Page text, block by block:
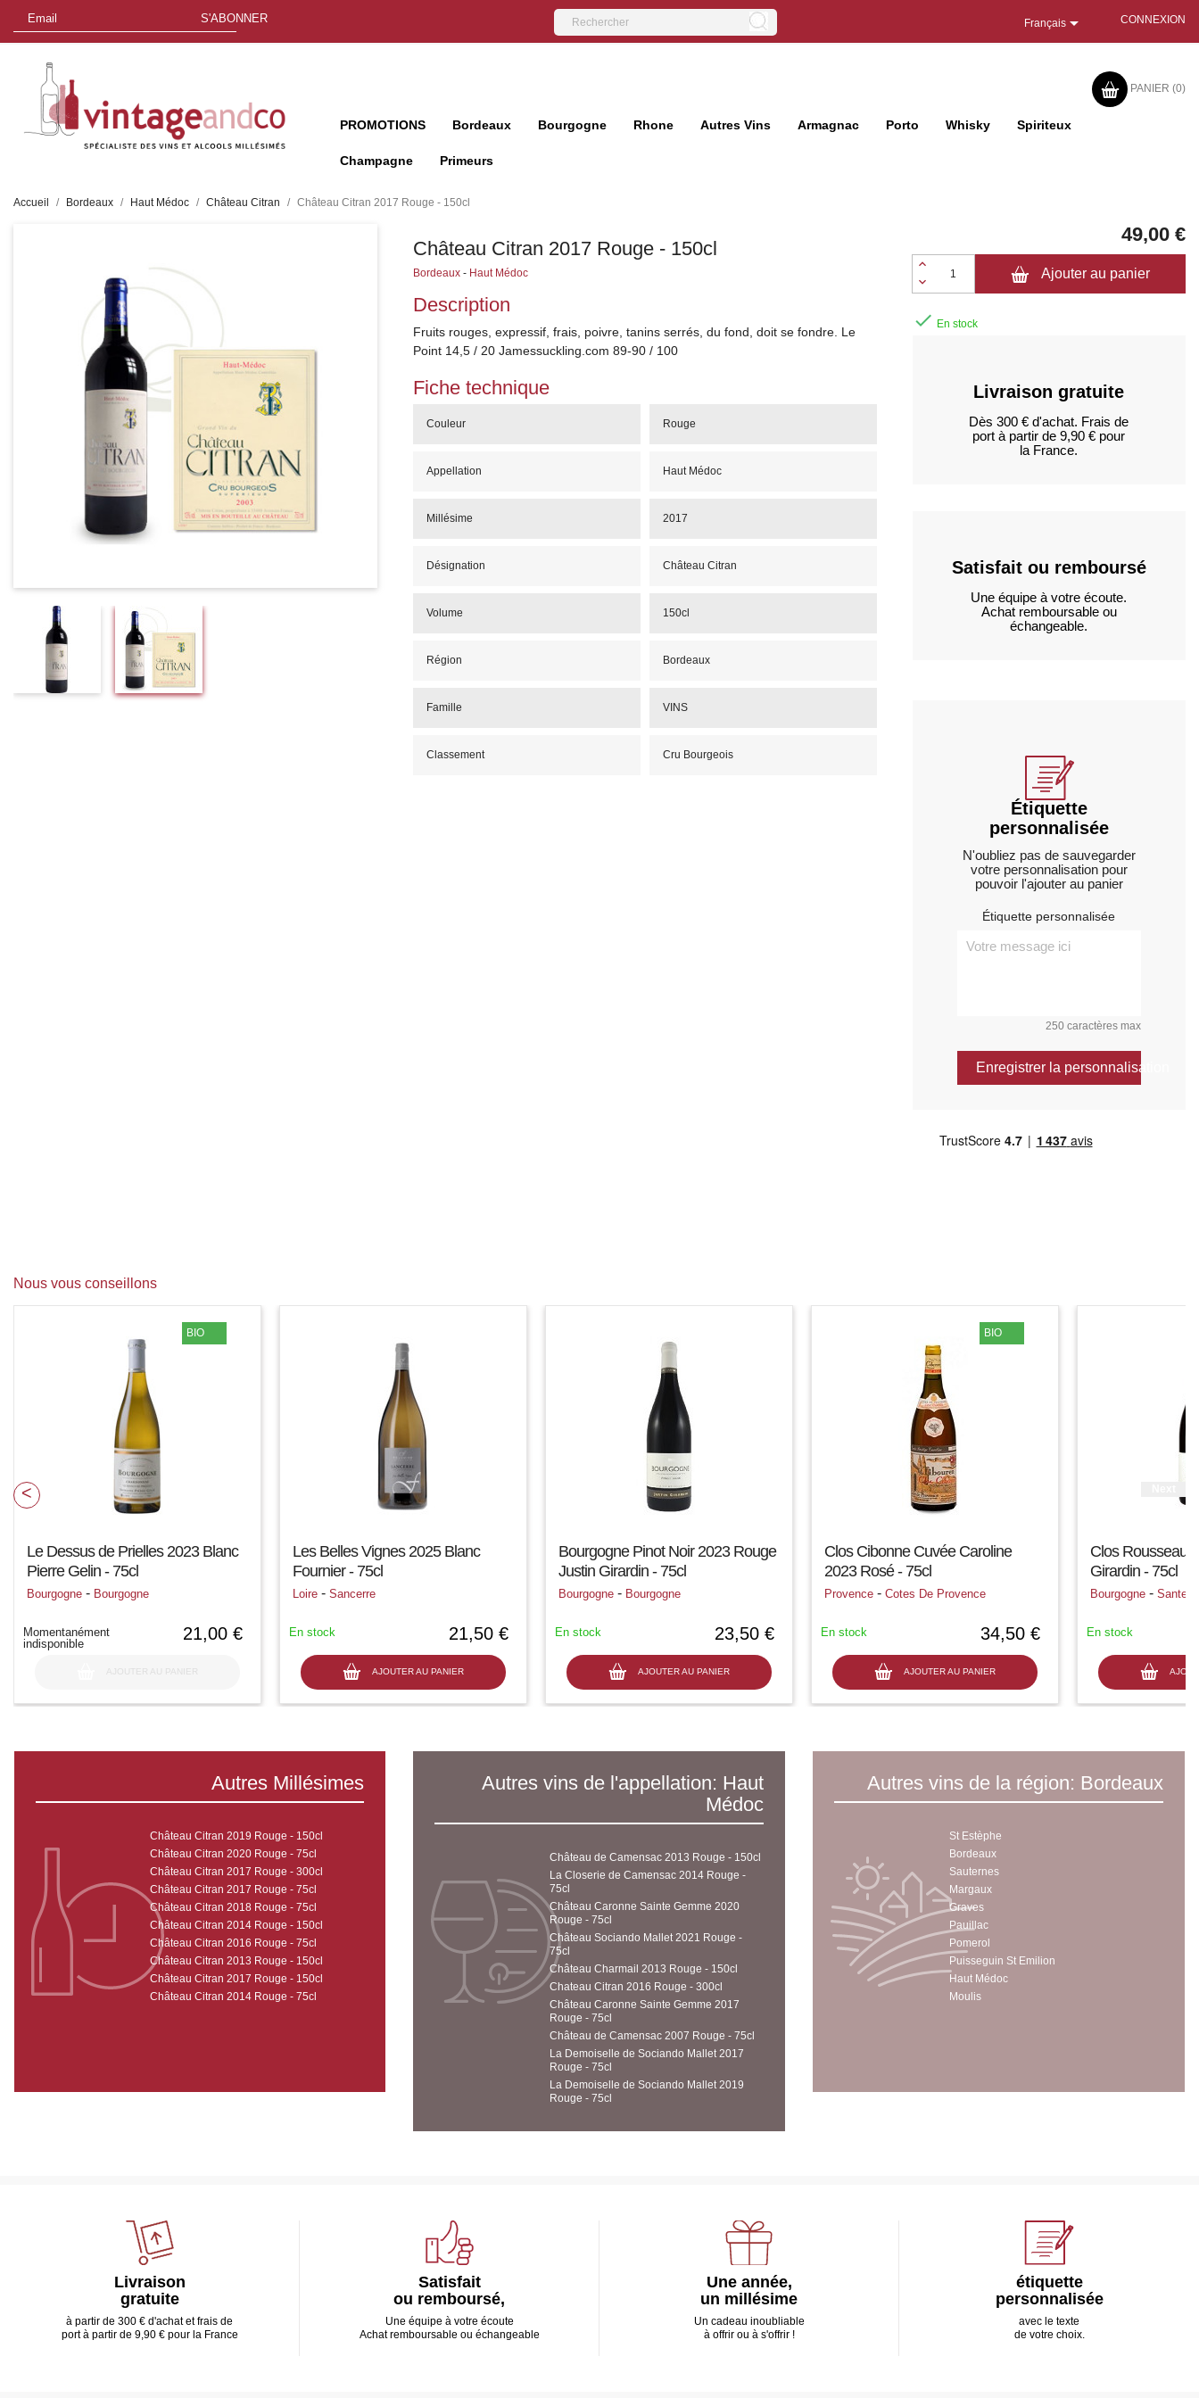
S'ABONNER Français CONNEXION
PANIER (0)
PROMOTIONS Bordeaux Bourgogne Rhone Autres Vins Armagnac Porto Whisky Spiriteux
Champagne Primeurs
Accueil Bordeaux Haut Médoc Château Citran Château Citran 2017 Rouge - 150cl
Château Citran 2017 Rouge - 150cl
Bordeaux- Haut Médoc
Description
Fruits rouges, expressif, frais, poivre, tanins serrés, du fond, doit se fondre. Le
Point 14,5 / 20 Jamessuckling.com 89-90 / 100
Fiche technique
Couleur Rouge
Appellation Haut Médoc
Millésime 2017
Désignation Château Citran
Volume 150cl
Région Bordeaux
Famille VINS
Classement Cru Bourgeois
49,00 €
Ajouter au panier
 En stock
Livraison gratuite
Dès 300 € d'achat. Frais de
port à partir de 9,90 € pour
la France.
Satisfait ou remboursé
Une équipe à votre écoute.
Achat remboursable ou
échangeable.
Étiquette
personnalisée
N'oubliez pas de sauvegarder
votre personnalisation pour
pouvoir l'ajouter au panier
Étiquette personnalisée
250 caractères max
Enregistrer la personnalisation
Nous vous conseillons
Le Dessus de Prielles 2023 Blanc
Pierre Gelin - 75cl
Bourgogne - Bourgogne
21,00 €
AJOUTER AU PANIER
Momentanément
indisponible
BIO
Les Belles Vignes 2025 Blanc
Fournier - 75cl
Loire - Sancerre
21,50 €
AJOUTER AU PANIER
En stock
Bourgogne Pinot Noir 2023 Rouge
Justin Girardin - 75cl
Bourgogne - Bourgogne
23,50 €
AJOUTER AU PANIER
En stock
Clos Cibonne Cuvée Caroline
2023 Rosé - 75cl
Provence - Cotes De Provence
34,50 €
AJOUTER AU PANIER
En stock
BIO
Clos Rousseau
Girardin - 75cl
Bourgogne -
En stock
Autres Millésimes
Château Citran 2019 Rouge - 150cl
Château Citran 2020 Rouge - 75cl
Château Citran 2017 Rouge - 300cl
Château Citran 2017 Rouge - 75cl
Château Citran 2018 Rouge - 75cl
Château Citran 2014 Rouge - 150cl
Château Citran 2016 Rouge - 75cl
Château Citran 2013 Rouge - 150cl
Château Citran 2017 Rouge - 150cl
Château Citran 2014 Rouge - 75cl
Autres vins de l'appellation: Haut
Médoc
Château de Camensac 2013 Rouge - 150cl
La Closerie de Camensac 2014 Rouge -
75cl
Château Caronne Sainte Gemme 2020
Rouge - 75cl
Château Sociando Mallet 2021 Rouge -
75cl
Château Charmail 2013 Rouge - 150cl
Chateau Citran 2016 Rouge - 300cl
Château Caronne Sainte Gemme 2017
Rouge - 75cl
Château de Camensac 2007 Rouge - 75cl
La Demoiselle de Sociando Mallet 2017
Rouge - 75cl
La Demoiselle de Sociando Mallet 2019
Rouge - 75cl
Autres vins de la région: Bordeaux
St Estèphe
Bordeaux
Sauternes
Margaux
Graves
Pauillac
Pomerol
Puisseguin St Emilion
Haut Médoc
Moulis
Livraison
gratuite
à partir de 300 € d'achat et frais de
port à partir de 9,90 € pour la France
Satisfait
ou remboursé,
Une équipe à votre écoute
Achat remboursable ou échangeable
Une année,
un millésime
Un cadeau inoubliable
à offrir ou à s'offrir !
étiquette
personnalisée
avec le texte
de votre choix.